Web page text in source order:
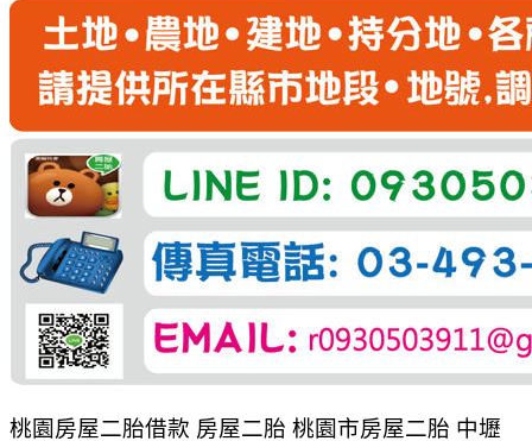
桃園房屋二胎借款 房屋二胎 桃園市房屋二胎 中壢